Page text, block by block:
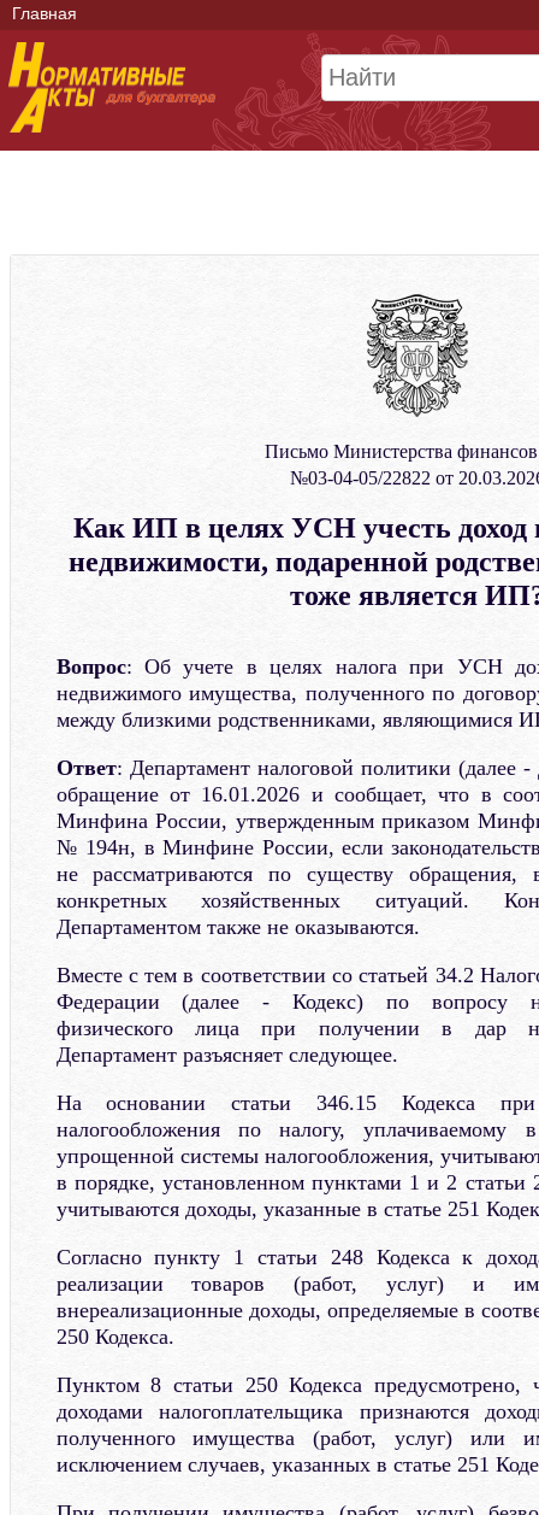
Главная
Письмо Министерства
№03-04-05/22822 от
Как ИП в целях УСН учесть доход
недвижимости, подаренной
тоже является
Вопрос: Об учете в целях налога при УСН
недвижимого имущества, полученного по
между близкими родственниками, являющимися
Ответ: Департамент налоговой политики (далее -
обращение от 16.01.2026 и сообщает, что в
Минфина России, утвержденным приказом
№ 194н, в Минфине России, если
не рассматриваются по существу обращения,
конкретных хозяйственных ситуаций.
Департаментом также не оказываются.
Вместе с тем в соответствии со статьей 34.2
Федерации (далее - Кодекс) по вопросу
физического лица при получении в дар
Департамент разъясняет следующее.
На основании статьи 346.15 Кодекса при
налогообложения по налогу, уплачиваемому
упрощенной системы налогообложения,
в порядке, установленном пунктами 1 и 2
учитываются доходы, указанные в статье 251
Согласно пункту 1 статьи 248 Кодекса к
реализации товаров (работ, услуг) и
внереализационные доходы, определяемые в
250 Кодекса.
Пунктом 8 статьи 250 Кодекса предусмотрено,
доходами налогоплательщика признаются
полученного имущества (работ, услуг) или
исключением случаев, указанных в статье 251